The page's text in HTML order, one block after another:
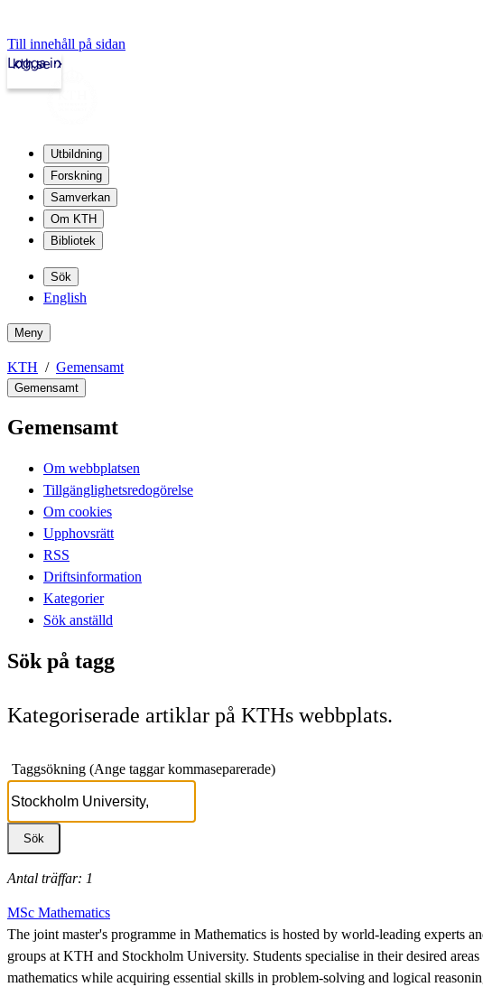
Till innehåll på sidan
kth.se
Logga in
Utbildning
Forskning
Samverkan
Om KTH
Bibliotek
Sök
English
Meny
KTH Gemensamt
Gemensamt
Gemensamt
Om webbplatsen
Tillgänglighetsredogörelse
Om cookies
Upphovsrätt
RSS
Driftsinformation
Kategorier
Sök anställd
Sök på tagg
Kategoriserade artiklar på KTHs webbplats.
Taggsökning (Ange taggar kommaseparerade)
Antal träffar: 1
MSc Mathematics
The joint master's programme in Mathematics is hosted by world-leading experts
groups at KTH and Stockholm University. Students specialise in their desired areas
mathematics while acquiring essential skills in problem-solving and logical